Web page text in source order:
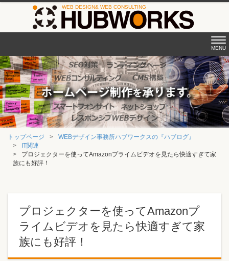
MENU
トップページ
WEBデザイン事務所ハブワークスの『ハブログ』
IT関連
プロジェクターを使ってAmazonプライムビデオを見たら快適すぎて家
族にも好評！
プロジェクターを使ってAmazonプ
ライムビデオを見たら快適すぎて家
族にも好評！